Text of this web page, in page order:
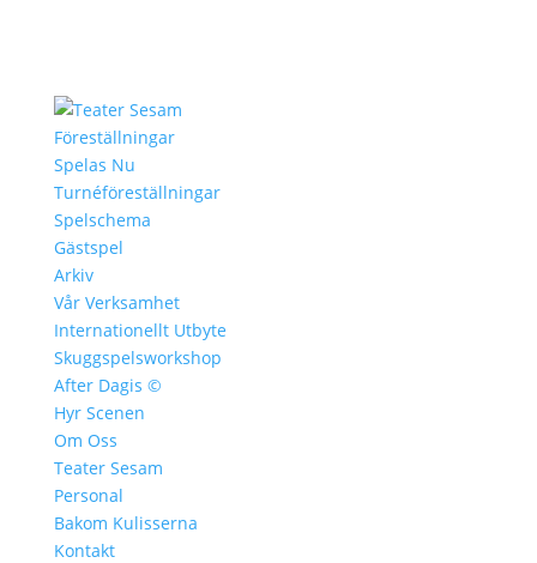
Föreställningar
Spelas Nu
Turnéföreställningar
Spelschema
Gästspel
Arkiv
Vår Verksamhet
Internationellt Utbyte
Skuggspelsworkshop
After Dagis ©
Hyr Scenen
Om Oss
Teater Sesam
Personal
Bakom Kulisserna
Kontakt